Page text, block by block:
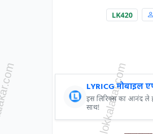
LK420
LYRICG मोबाइल
इस लिरिक्स का आनंद ले
साथ!